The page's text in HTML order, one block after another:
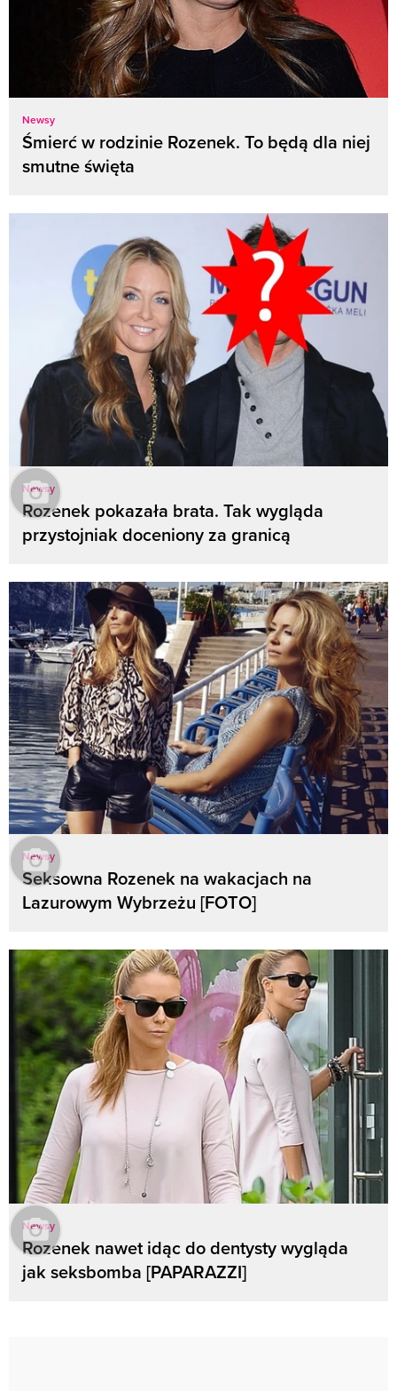
Newsy
Śmierć w rodzinie Rozenek. To będą dla niej
smutne święta
Newsy
Rozenek pokazała brata. Tak wygląda
przystojniak doceniony za granicą
Newsy
Seksowna Rozenek na wakacjach na
Lazurowym Wybrzeżu [FOTO]
Newsy
Rozenek nawet idąc do dentysty wygląda
jak seksbomba [PAPARAZZI]